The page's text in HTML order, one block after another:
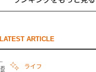
LATEST ARTICLE
ライフ